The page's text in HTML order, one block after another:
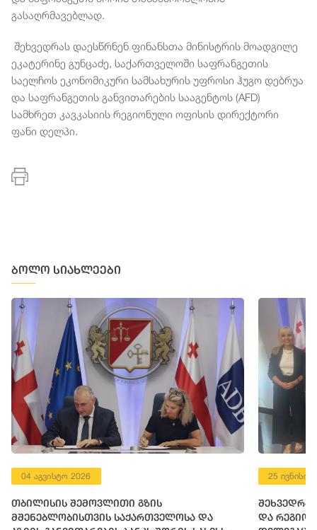
გასაღრმავებლად.
შეხვედრას დაესწრნენ ფინანსთა მინისტრის მოადგილე
ეკატერინე გუნცაძე, საქართველოში საფრანგეთის
საელჩოს ეკონომიკური სამსახურის უფროსი ჰუგო დებრუა
და საფრანგეთის განვითარების სააგენტოს (AFD)
სამხრეთ კავკასიის რეგიონული ოფისის დირექტორი
ფანი დელპი.
ბოლო სიახლეები
04 აგვისტო 2026
თბილისის შემოვლითი გზის
მშენებლობისთვის საქართველოსა და
25 ივნისი
შეხვედრა
და